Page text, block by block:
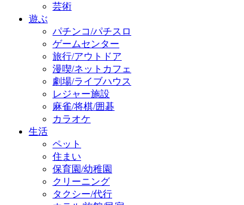
芸術
遊ぶ
パチンコ/パチスロ
ゲームセンター
旅行/アウトドア
漫喫/ネットカフェ
劇場/ライブハウス
レジャー施設
麻雀/将棋/囲碁
カラオケ
生活
ペット
住まい
保育園/幼稚園
クリーニング
タクシー/代行